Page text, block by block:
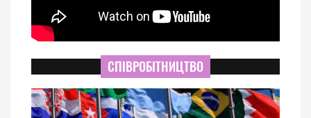
СПІВРОБІТНИЦТВО